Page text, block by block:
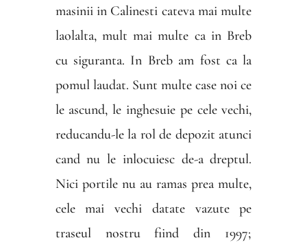
masinii in Calinesti cateva mai multe
laolalta, mult mai multe ca in Breb
cu siguranta. In Breb am fost ca la
pomul laudat. Sunt multe case noi ce
le ascund, le inghesuie pe cele vechi,
reducandu-le la rol de depozit atunci
cand nu le inlocuiesc de-a dreptul.
Nici portile nu au ramas prea multe,
cele mai vechi datate vazute pe
traseul nostru fiind din 1997;